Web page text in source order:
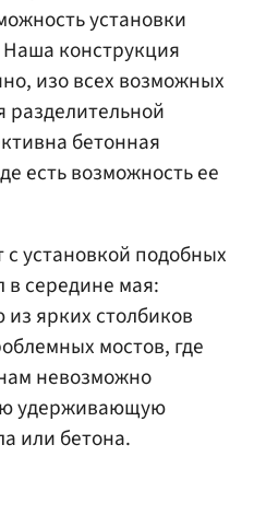
установки
конструкция
изо всех возможных
бетонная
есть возможность ее
установкой подобных
в середине мая:
ярких столбиков
мостов, где
невозможно
удерживающую
или бетона.